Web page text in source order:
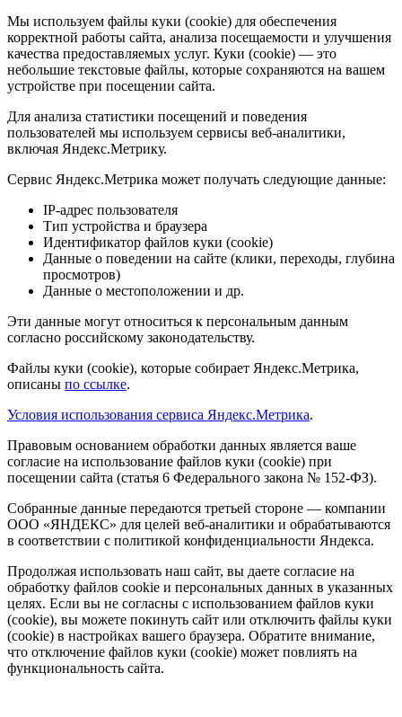
Мы используем файлы куки (cookie) для обеспечения
корректной работы сайта, анализа посещаемости и улучшения
качества предоставляемых услуг. Куки (cookie) — это
небольшие текстовые файлы, которые сохраняются на вашем
устройстве при посещении сайта.
Для анализа статистики посещений и поведения
пользователей мы используем сервисы веб-аналитики,
включая Яндекс.Метрику.
Сервис Яндекс.Метрика может получать следующие данные:
IP-адрес пользователя
Тип устройства и браузера
Идентификатор файлов куки (cookie)
Данные о поведении на сайте (клики, переходы, глубина
просмотров)
Данные о местоположении и др.
Эти данные могут относиться к персональным данным
согласно российскому законодательству.
Файлы куки (cookie), которые собирает Яндекс.Метрика,
описаны по ссылке.
Условия использования сервиса Яндекс.Метрика.
Правовым основанием обработки данных является ваше
согласие на использование файлов куки (cookie) при
посещении сайта (статья 6 Федерального закона № 152-ФЗ).
Собранные данные передаются третьей стороне — компании
ООО «ЯНДЕКС» для целей веб-аналитики и обрабатываются
в соответствии с политикой конфиденциальности Яндекса.
Продолжая использовать наш сайт, вы даете согласие на
обработку файлов cookie и персональных данных в указанных
целях. Если вы не согласны с использованием файлов куки
(cookie), вы можете покинуть сайт или отключить файлы куки
(cookie) в настройках вашего браузера. Обратите внимание,
что отключение файлов куки (cookie) может повлиять на
функциональность сайта.